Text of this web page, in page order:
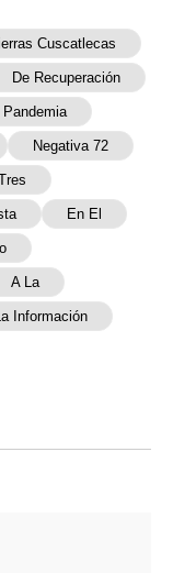
Cuscatlecas
De Recuperación
Pandemia
Negativa 72
En El
A La
Información